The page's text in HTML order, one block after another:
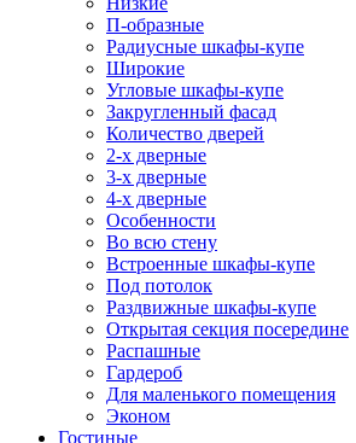
П-образные
Радиусные шкафы-купе
Широкие
Угловые шкафы-купе
Закругленный фасад
Количество дверей
2-х дверные
3-х дверные
4-х дверные
Особенности
Во всю стену
Встроенные шкафы-купе
Под потолок
Раздвижные шкафы-купе
Открытая секция посередине
Распашные
Гардероб
Для маленького помещения
Эконом
Гостиные